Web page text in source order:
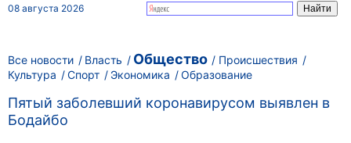
08 августа 2026
Все новости Власть Общество
Происшествия
Культура
Спорт Экономика Образование
Пятый заболевший коронавирусом выявлен в
Бодайбо